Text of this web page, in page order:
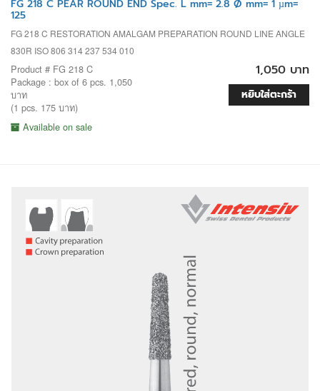
FG 218 C PEAR ROUND END Spec. L mm= 2.8 Ø mm= 1 µm=
125
FG 218 C RESTORATION AMALGAM PREPARATION ROUND LINE ANGLE
830R ISO 806 314 237 534 010
Product # FG 218 C
Package : box of 6 pcs. 1,050
บาท
(1 pcs. 175 บาท)
Available on sale
1,050 บาท
หยิบใส่ตะกร้า